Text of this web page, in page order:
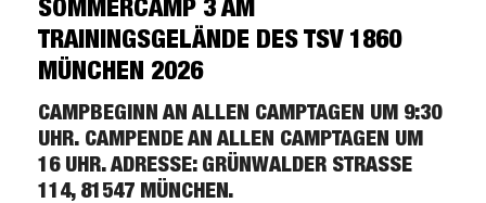
SOMMERCAMP 3 AM
TRAININGSGELÄNDE DES TSV 1860
MÜNCHEN 2026
CAMPBEGINN AN ALLEN CAMPTAGEN UM 9:30
UHR. CAMPENDE AN ALLEN CAMPTAGEN UM
16 UHR. ADRESSE: GRÜNWALDER STRASSE 1
14, 81547 MÜNCHEN.